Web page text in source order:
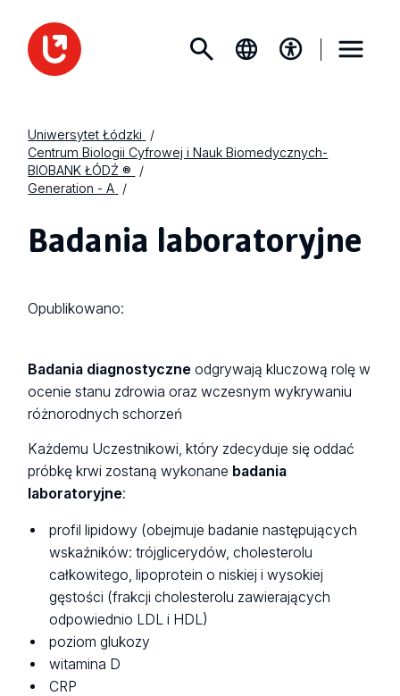
Uniwersytet Łódzki
Centrum Biologii Cyfrowej i Nauk Biomedycznych-
BIOBANK ŁÓDŹ ®
Generation - A
Badania laboratoryjne
Opublikowano:
Badania diagnostyczneodgrywają kluczową rolę w
ocenie stanu zdrowia oraz wczesnym wykrywaniu
różnorodnych schorzeń
Każdemu Uczestnikowi, który zdecyduje się oddać
próbkę krwi zostaną wykonane badania
laboratoryjne:
profil lipidowy (obejmuje badanie następujących
wskaźników: trójglicerydów, cholesterolu
całkowitego, lipoprotein o niskiej i wysokiej
gęstości (frakcji cholesterolu zawierających
odpowiednio LDL i HDL)
poziom glukozy
witamina D
CRP